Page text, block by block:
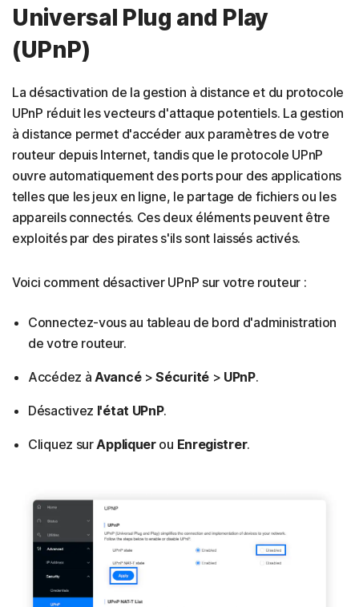
Universal Plug and Play
(UPnP)
La désactivation de la gestion à distance et du protocole
UPnP réduit les vecteurs d'attaque potentiels. La gestion
à distance permet d'accéder aux paramètres de votre
routeur depuis Internet, tandis que le protocole UPnP
ouvre automatiquement des ports pour des applications
telles que les jeux en ligne, le partage de fichiers ou les
appareils connectés. Ces deux éléments peuvent être
exploités par des pirates s'ils sont laissés activés.
Voici comment désactiver UPnP sur votre routeur :
Connectez-vous au tableau de bord d'administration
de votre routeur.
Accédez à Avancé >Sécurité> UPnP.
Désactivez l'état UPnP.
Cliquez sur Appliquerou Enregistrer.